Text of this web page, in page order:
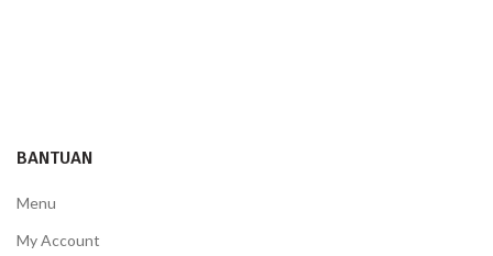
BANTUAN
Menu
My Account